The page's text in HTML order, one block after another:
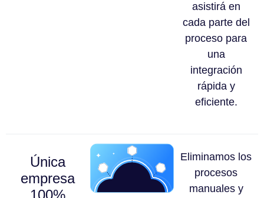
asistirá en
cada parte del
proceso para
una
integración
rápida y
eficiente.
Única
empresa
100%
Eliminamos los
procesos
manuales y